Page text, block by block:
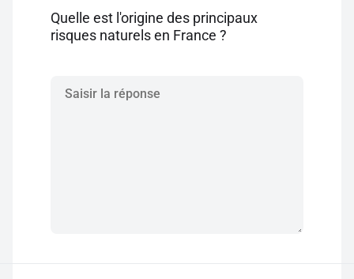
Pour profiter de 10 contenus offerts.
Quelle est l'origine des principaux
risques naturels en France ?